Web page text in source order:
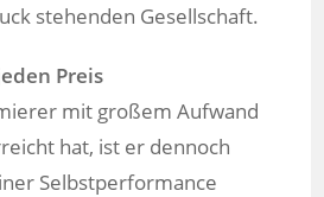
stehenden Gesellschaft.
Preis
mit großem Aufwand
hat, ist er dennoch
Selbstperformance